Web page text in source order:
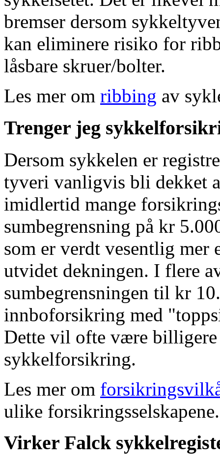
bremser dersom
kan eliminere risiko for
låsbare skruer/bolter.
Les mer om ribbing av
Trenger jeg
Dersom sykkelen er
tyveri vanligvis bli dekket
imidlertid mange
sumbegrensning på kr
som er verdt vesentlig mer
utvidet dekningen. I flere
sumbegrensningen til kr
innboforsikring med
Dette vil ofte være billigere
sykkelforsikring.
Les mer om
ulike forsikringsselskapene.
Virker Falck